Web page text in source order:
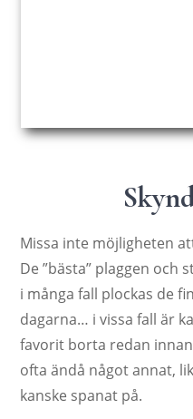
Missa inte möjligheten
De ”bästa” plaggen och
i många fall plockas de
dagarna… i vissa fall är
favorit borta redan
ofta ändå något annat,
kanske spanat på.